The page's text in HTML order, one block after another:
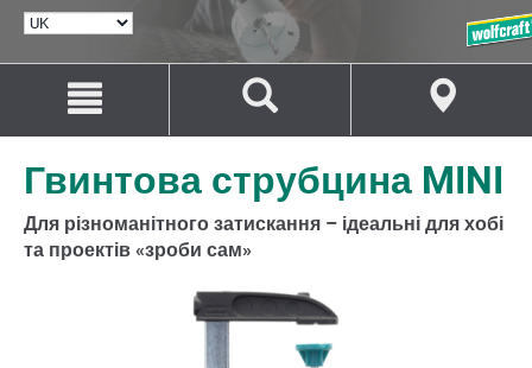
ВИБРАТИ
Перейти
змісту
Перейти
навігації
Гвинтова струбцина MINI
Для різноманітного затискання – ідеальні для хобі
та проектів «зроби сам»